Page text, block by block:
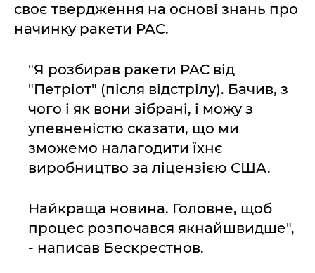
своє твердження на основі знань про
начинку ракети PAC.
"Я розбирав ракети PAC від
"Петріот" (після відстрілу). Бачив, з
чого і як вони зібрані, і можу з
упевненістю сказати, що ми
зможемо налагодити їхнє
виробництво за ліцензією США.
Найкраща новина. Головне, щоб
процес розпочався якнайшвидше",
- написав Бескрестнов.